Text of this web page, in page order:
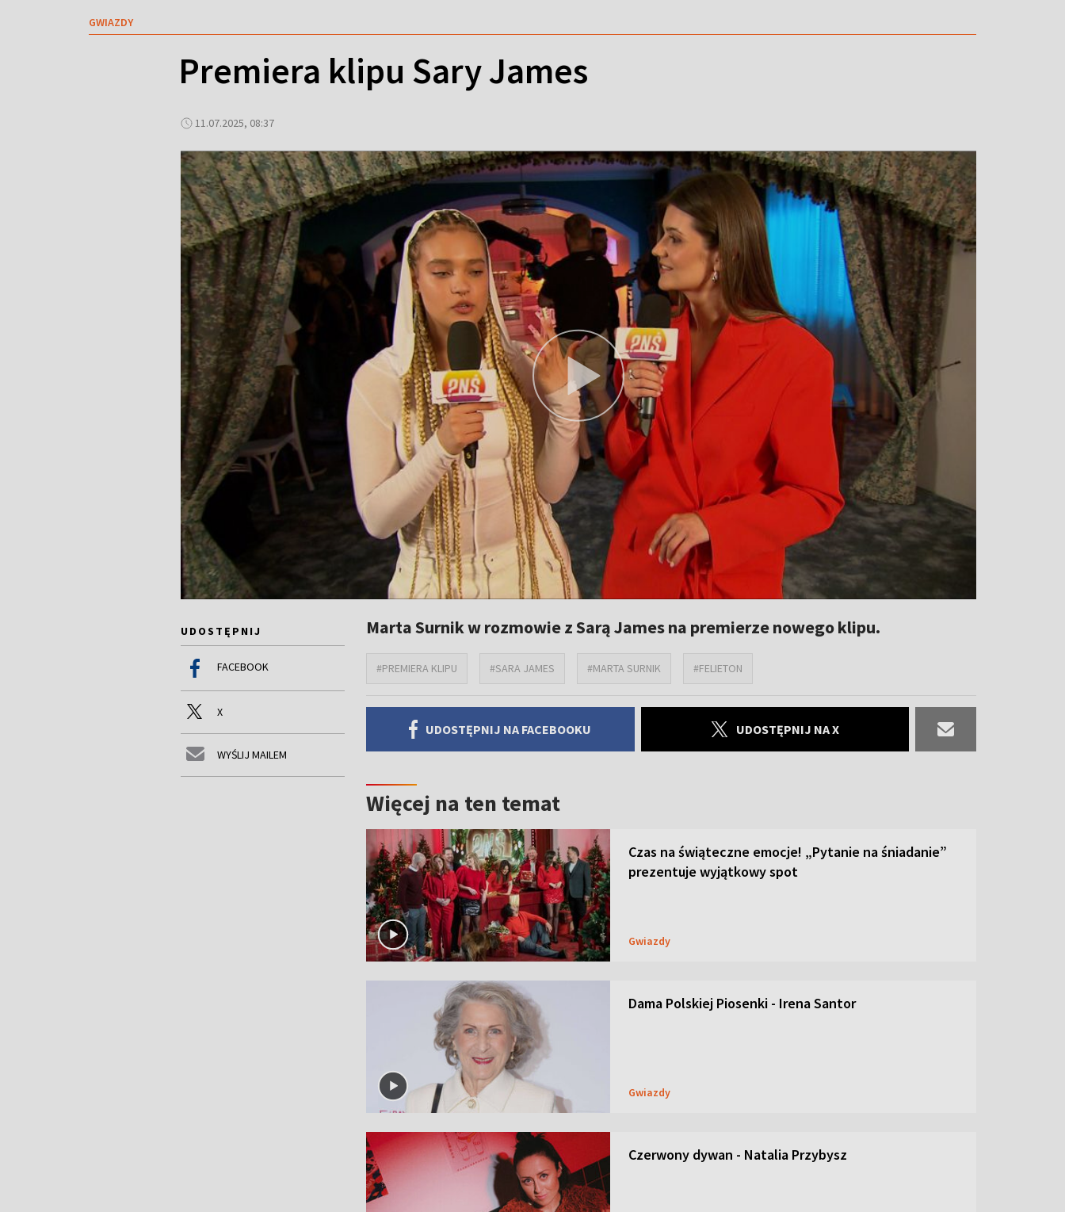
GWIAZDY
Premiera klipu Sary James
11.07.2025, 08:37
UDOSTĘPNIJ
FACEBOOK
X
WYŚLIJ MAILEM
Marta Surnik w rozmowie z Sarą James na premierze nowego klipu.
#PREMIERA KLIPU #SARA JAMES #MARTA SURNIK #FELIETON
UDOSTĘPNIJ NA FACEBOOKU UDOSTĘPNIJ NA X
Więcej na ten temat
Czas na świąteczne emocje! „Pytanie na śniadanie”
prezentuje wyjątkowy spot
Gwiazdy
Dama Polskiej Piosenki - Irena Santor
Gwiazdy
Czerwony dywan - Natalia Przybysz